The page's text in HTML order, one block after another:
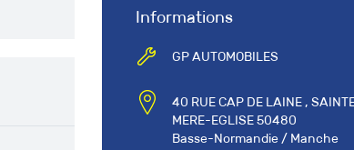
Informations
GP AUTOMOBILES
40 RUE CAP DE LAINE ,
MERE-EGLISE 50480
Basse-Normandie / Manche